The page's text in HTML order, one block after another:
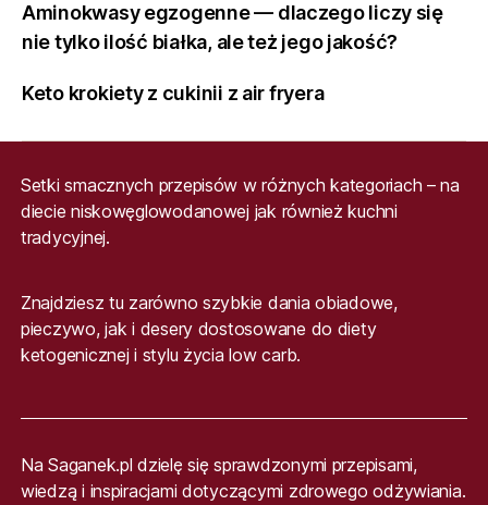
Aminokwasy egzogenne — dlaczego liczy się
nie tylko ilość białka, ale też jego jakość?
Keto krokiety z cukinii z air fryera
Setki smacznych przepisów w różnych kategoriach – na
diecie niskowęglowodanowej jak również kuchni
tradycyjnej.
Znajdziesz tu zarówno szybkie dania obiadowe,
pieczywo, jak i desery dostosowane do diety
ketogenicznej i stylu życia low carb.
Na Saganek.pl dzielę się sprawdzonymi przepisami,
wiedzą i inspiracjami dotyczącymi zdrowego odżywiania.